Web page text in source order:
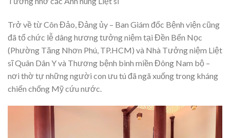
Trở về từ Côn Đảo, Đảng ủy – Ban Giám đốc Bệnh viện cũng
đã tổ chức lễ dâng hương tưởng niệm tại Đền Bến Nọc
(Phường Tăng Nhơn Phú, TP.HCM) và Nhà Tưởng niệm Liệt
sĩ Quân Dân Y và Thương bệnh binh miền Đông Nam bộ –
nơi thờ tự những người con ưu tú đã ngã xuống trong kháng
chiến chống Mỹ cứu nước.